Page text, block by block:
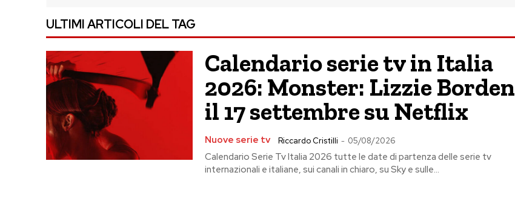
ULTIMI ARTICOLI DEL TAG
Calendario serie tv in Italia
2026: Monster: Lizzie Borden
il 17 settembre su Netflix
Nuove serie tv Riccardo Cristilli - 05/08/2026
Calendario Serie Tv Italia 2026 tutte le date di partenza delle serie tv
internazionali e italiane, sui canali in chiaro, su Sky e sulle...